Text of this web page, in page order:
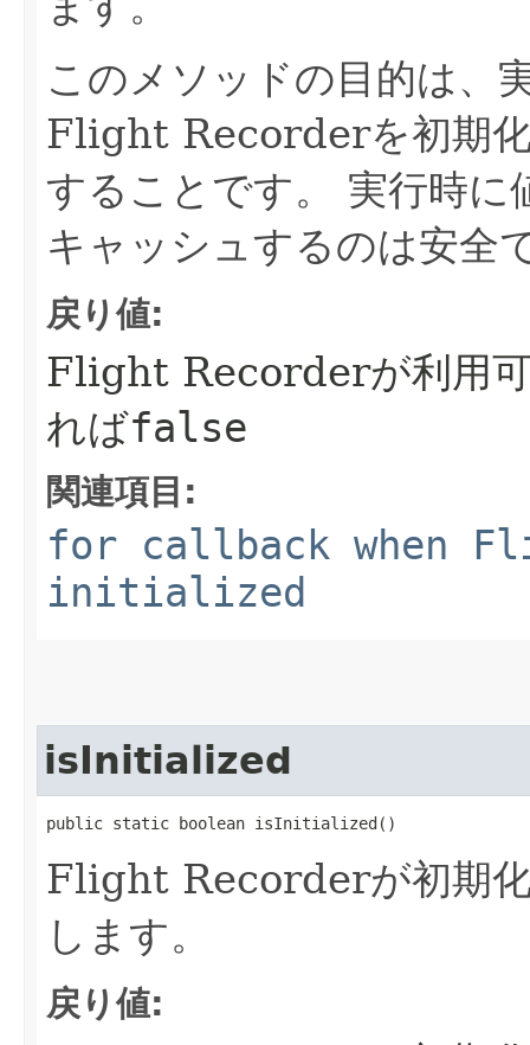
このメソッドの目的は、
Flight Recorderを初期
することです。
実行時に
キャッシュするのは安全
戻り値:
Flight Recorderが利用
ればfalse
関連項目:
for callback when
initialized
isInitialized
public static boolean isInitialized()
Flight Recorderが初期
します。
戻り値: